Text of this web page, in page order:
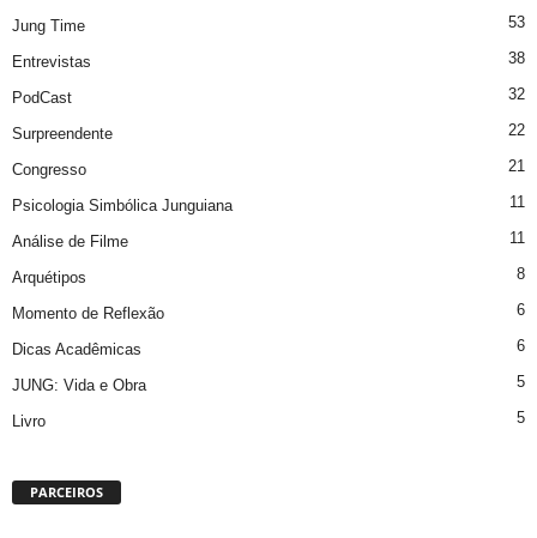
Jung Time 53
Entrevistas 38
PodCast 32
Surpreendente 22
Congresso 21
Psicologia Simbólica Junguiana 11
Análise de Filme 11
Arquétipos 8
Momento de Reflexão 6
Dicas Acadêmicas 6
JUNG: Vida e Obra 5
Livro 5
PARCEIROS